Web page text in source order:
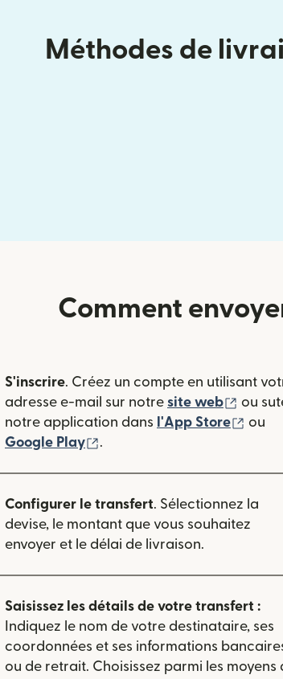
Méthodes de
Comment
S'inscrire. Créez un compte en utilisant
adresse e-mail sur notre site web
ou
notre application dans l'App Store
ou
Google Play
.
Configurer le transfert. Sélectionnez la
devise, le montant que vous souhaitez
envoyer et le délai de livraison.
Saisissez les détails de votre transfert :
Indiquez le nom de votre destinataire, ses
coordonnées et ses informations
ou de retrait. Choisissez parmi les moyens